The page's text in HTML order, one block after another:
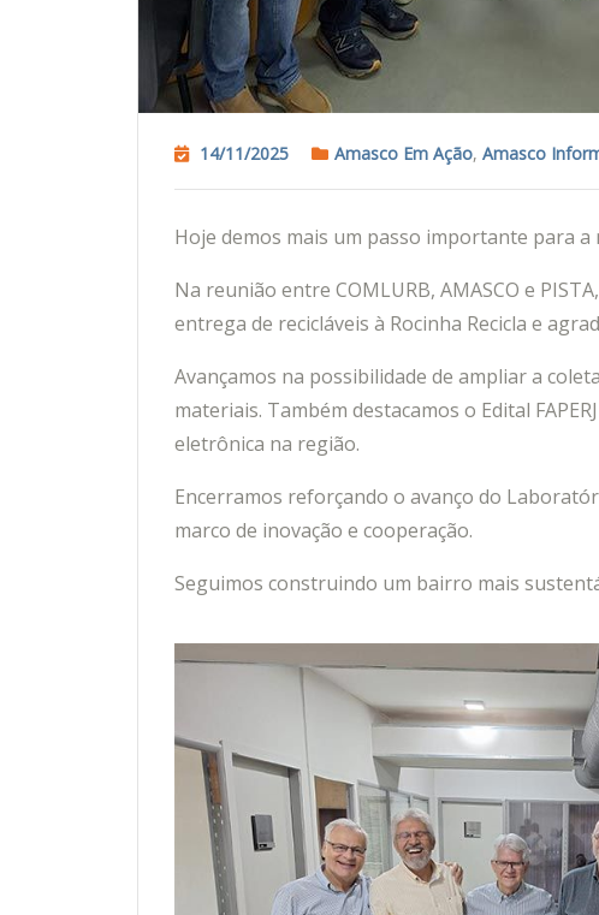
14/11/2025 Amasco Em Ação, Amasco
Hoje demos mais um passo importante para a
Na reunião entre COMLURB, AMASCO e
entrega de recicláveis à Rocinha Recicla e
Avançamos na possibilidade de ampliar a
materiais. Também destacamos o Edital
eletrônica na região.
Encerramos reforçando o avanço do
marco de inovação e cooperação.
Seguimos construindo um bairro mais